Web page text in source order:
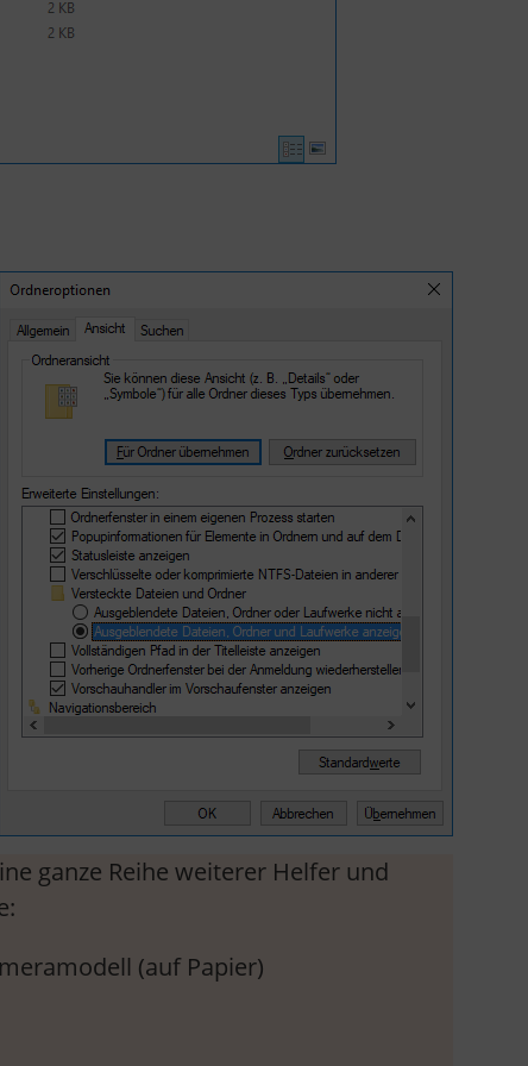
ganze Reihe weiterer Helfer und
(auf Papier)